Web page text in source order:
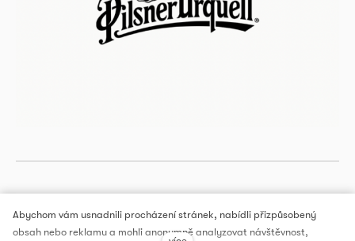
Abychom vám usnadnili procházení stránek, nabídli přizpůsobený
obsah nebo reklamu a mohli anonymně analyzovat návštěvnost,